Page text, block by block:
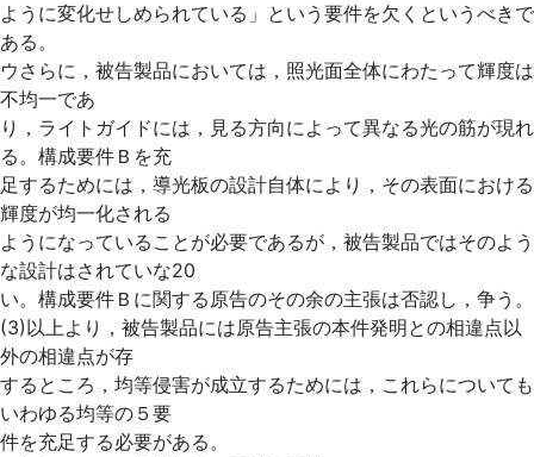
ように変化せしめられている」という要件を欠くというべきで
ある。
ウさらに，被告製品においては，照光面全体にわたって輝度は
不均一であ
り，ライトガイドには，見る方向によって異なる光の筋が現れ
る。構成要件Ｂを充
足するためには，導光板の設計自体により，その表面における
輝度が均一化される
ようになっていることが必要であるが，被告製品ではそのよう
な設計はされていな20
い。構成要件Ｂに関する原告のその余の主張は否認し，争う。
(3)以上より，被告製品には原告主張の本件発明との相違点以
外の相違点が存
するところ，均等侵害が成立するためには，これらについても
いわゆる均等の５要
件を充足する必要がある。